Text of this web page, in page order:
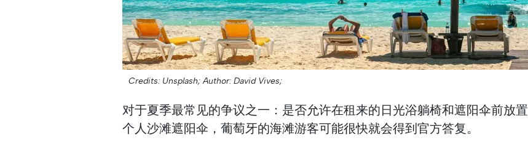
Credits: Unsplash; Author: David Vives;
对于夏季最常见的争议之一：是否允许在租来的日光浴躺椅和遮阳伞前放置
个人沙滩遮阳伞，葡萄牙的海滩游客可能很快就会得到官方答复。